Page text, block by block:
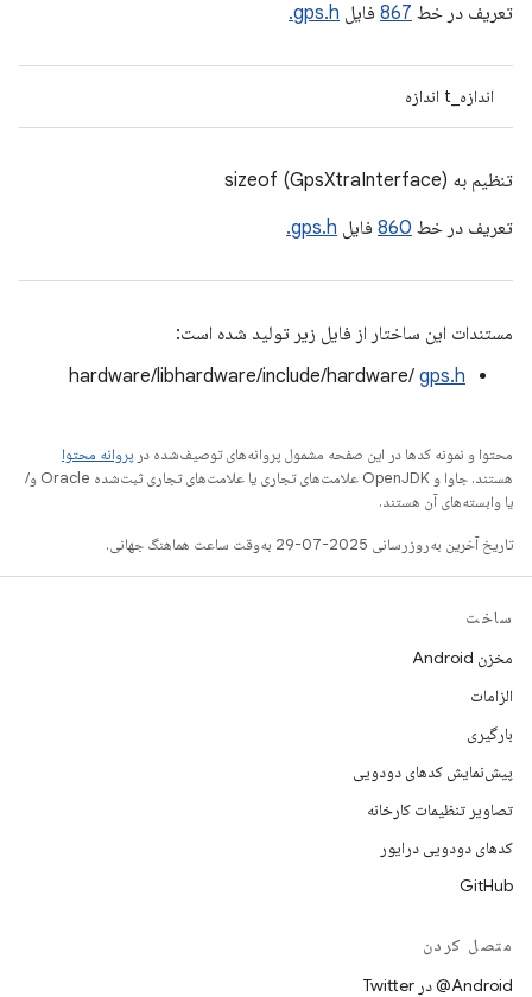
تعریف در خط 867 فایل gps.h.
اندازه_t اندازه
تنظیم به sizeof (GpsXtraInterface)
تعریف در خط 860 فایل gps.h.
مستندات این ساختار از فایل زیر تولید شده است:
hardware/libhardware/include/hardware/ gps.h
محتوا و نمونه کدها در این صفحه مشمول پروانه‌های توصیف‌شده در پروانه محتوا
هستند. جاوا و OpenJDK علامت‌های تجاری یا علامت‌های تجاری ثبت‌شده Oracle و/
یا وابسته‌های آن هستند.
تاریخ آخرین به‌روزرسانی 2025-07-29 به‌وقت ساعت هماهنگ جهانی.
ساخت
مخزن Android
الزامات
بارگیری
پیش‌نمایش کدهای دودویی
تصاویر تنظیمات کارخانه
کدهای دودویی درایور
GitHub
متصل کردن
Android@ در Twitter